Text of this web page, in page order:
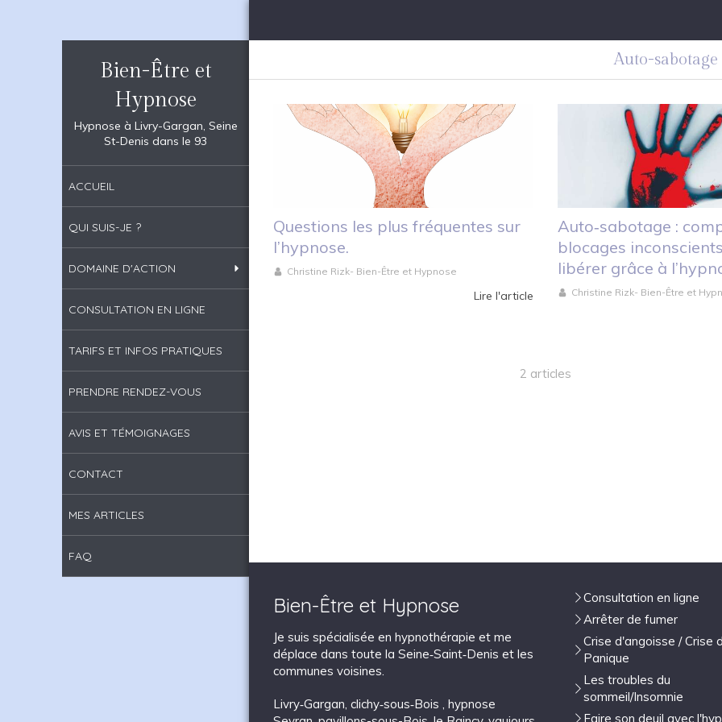
Bien-Être et
Hypnose
Hypnose à Livry-Gargan, Seine
St-Denis dans le 93
ACCUEIL
QUI SUIS-JE ?
DOMAINE D'ACTION
CONSULTATION EN LIGNE
TARIFS ET INFOS PRATIQUES
PRENDRE RENDEZ-VOUS
AVIS ET TÉMOIGNAGES
CONTACT
MES ARTICLES
FAQ
Auto-sabotage
Questions les plus fréquentes sur
l’hypnose.
Christine Rizk- Bien-Être et Hypnose
Lire l'article
Auto‑sabotage :
blocages inconscients
libérer grâce à
Christine Rizk- Bien-Être et
2 articles
Bien-Être et Hypnose
Je suis spécialisée en hypnothérapie et me
déplace dans toute la Seine‑Saint‑Denis et les
communes voisines.
Livry‑Gargan,clichy‑sous‑Bois,hypnose
Consultation en ligne
Arrêter de fumer
Crise d'angoisse / Crise
Panique
Les troubles du
sommeil/Insomnie
Faire son deuil avec